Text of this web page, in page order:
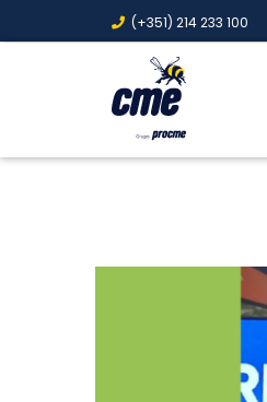
(+351) 214 233 100